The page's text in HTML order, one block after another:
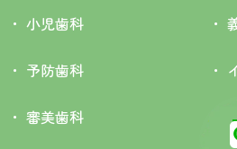
小児歯科
予防歯科
審美歯科